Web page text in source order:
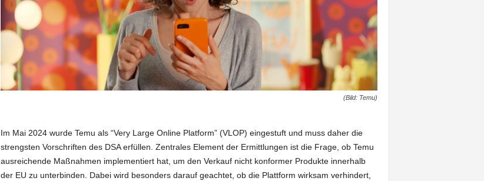
(Bild: Temu)
Im Mai 2024 wurde Temu als “Very Large Online Platform” (VLOP) eingestuft und muss daher die
strengsten Vorschriften des DSA erfüllen. Zentrales Element der Ermittlungen ist die Frage, ob Temu
ausreichende Maßnahmen implementiert hat, um den Verkauf nicht konformer Produkte innerhalb
der EU zu unterbinden. Dabei wird besonders darauf geachtet, ob die Plattform wirksam verhindert,